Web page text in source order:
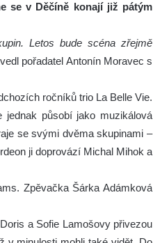
se v Děčíně konají již pátým
Letos bude scéna zřejmě
pořadatel Antonín Moravec s
ročníků trio La Belle Vie.
působí jako muzikálová
se svými dvěma skupinami –
ji doprovází Michal Mihok a
Zpěvačka Šárka Adámková
a Sofie Lamošovy přivezou